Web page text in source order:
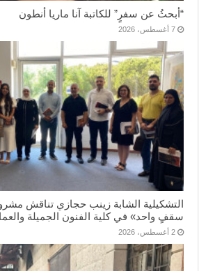
“أبحثُ عن سفرٍ” للكاتبة آنا ماريا أنطون
7 أغسطس، 2026
التشكيلية الشابة زينب حجازي تناقش
سقفٍ واحد» في كلية الفنون الجميلة
2 أغسطس، 2026